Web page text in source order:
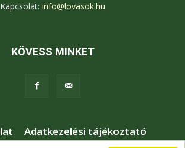
Kapcsolat: info@lovasok.hu
KÖVESS MINKET
Adatkezelési tájékoztató
Karrier Kapcsolat